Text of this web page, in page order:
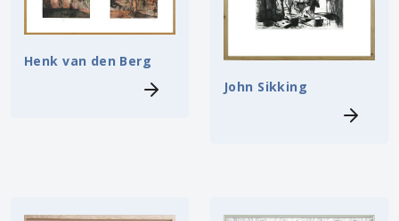
Henk van den Berg
John Sikking